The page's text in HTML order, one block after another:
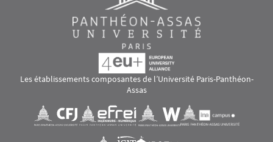
Les établissements composantes de l’Université Paris-Panthéon-
Assas
Visuel svgVisuel svg Visuel svgVisuel svg